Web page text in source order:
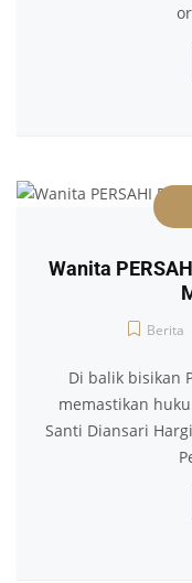
Wanita
Berita
Di balik bisikan
memastikan
Santi Diansari